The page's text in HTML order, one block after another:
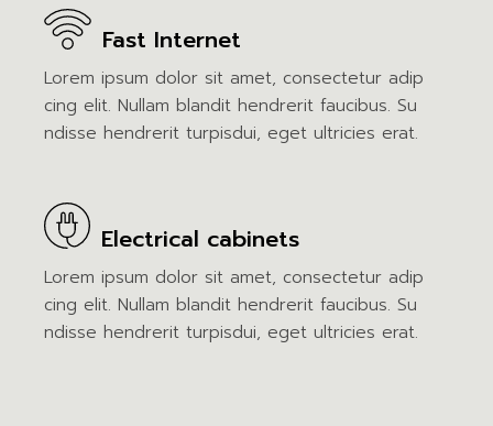
Fast Internet
Lorem ipsum dolor sit amet, consectetur adip
cing elit. Nullam blandit hendrerit faucibus. Su
ndisse hendrerit turpisdui, eget ultricies erat.
Electrical cabinets
Lorem ipsum dolor sit amet, consectetur adip
cing elit. Nullam blandit hendrerit faucibus. Su
ndisse hendrerit turpisdui, eget ultricies erat.